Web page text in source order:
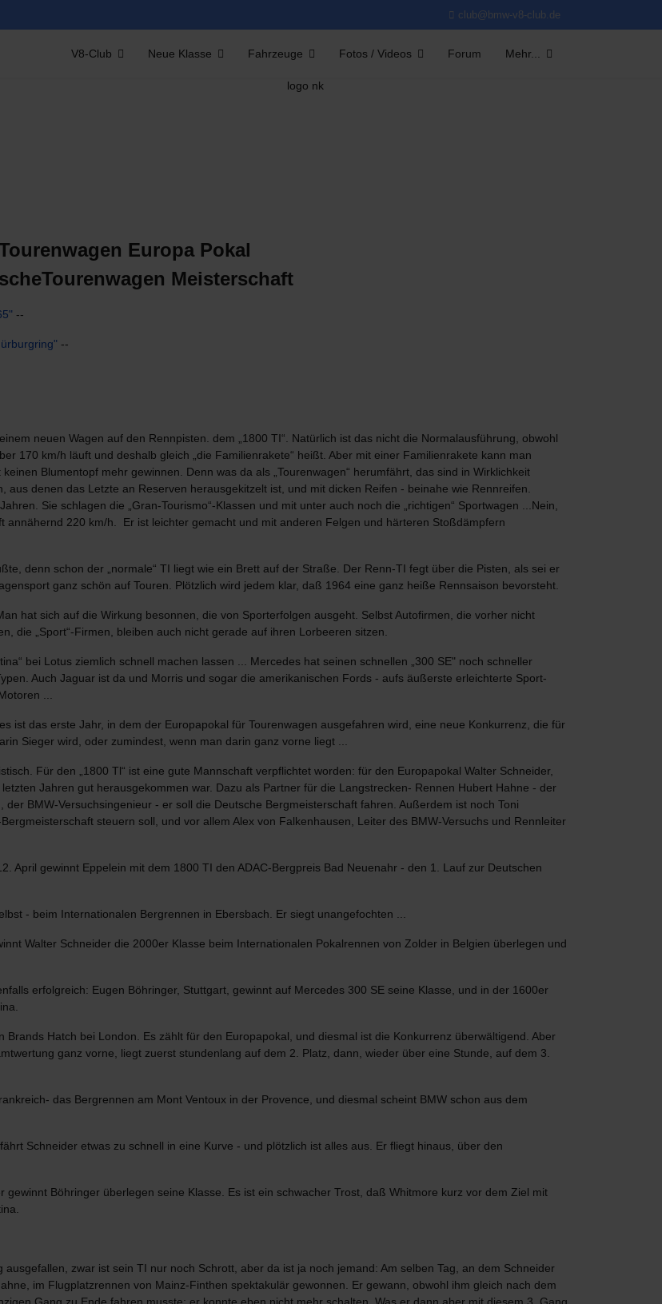
club@bmw-v8-club.de
V8-Club Neue Klasse Fahrzeuge Fotos / Videos Forum Mehr...
Europa Pokal
Meisterschaft
--
--
neuen Wagen auf den Rennpisten. dem „1800 TI“. Natürlich ist das nicht die Normalausführung, obwohl
170 km/h läuft und deshalb gleich „die Familienrakete“ heißt. Aber mit einer Familienrakete kann man
Blumentopf mehr gewinnen. Denn was da als „Tourenwagen“ herumfährt, das sind in Wirklichkeit
aus denen das Letzte an Reserven herausgekitzelt ist, und mit dicken Reifen - beinahe wie Rennreifen.
Sie schlagen die „Gran-Tourismo“-Klassen und mit unter auch noch die „richtigen“ Sportwagen ...Nein,
annähernd 220 km/h. Er ist leichter gemacht und mit anderen Felgen und härteren Stoßdämpfern
denn schon der „normale“ TI liegt wie ein Brett auf der Straße. Der Renn-TI fegt über die Pisten, als sei er
ganz schön auf Touren. Plötzlich wird jedem klar, daß 1964 eine ganz heiße Rennsaison bevorsteht.
hat sich auf die Wirkung besonnen, die von Sporterfolgen ausgeht. Selbst Autofirmen, die vorher nicht
die „Sport“-Firmen, bleiben auch nicht gerade auf ihren Lorbeeren sitzen.
bei Lotus ziemlich schnell machen lassen ... Mercedes hat seinen schnellen „300 SE" noch schneller
Auch Jaguar ist da und Morris und sogar die amerikanischen Fords - aufs äußerste erleichterte Sport-
...
ist das erste Jahr, in dem der Europapokal für Tourenwagen ausgefahren wird, eine neue Konkurrenz, die für
Sieger wird, oder zumindest, wenn man darin ganz vorne liegt ...
Für den „1800 Tl“ ist eine gute Mannschaft verpflichtet worden: für den Europapokal Walter Schneider,
Jahren gut herausgekommen war. Dazu als Partner für die Langstrecken- Rennen Hubert Hahne - der
BMW-Versuchsingenieur - er soll die Deutsche Bergmeisterschaft fahren. Außerdem ist noch Toni
steuern soll, und vor allem Alex von Falkenhausen, Leiter des BMW-Versuchs und Rennleiter
April gewinnt Eppelein mit dem 1800 TI den ADAC-Bergpreis Bad Neuenahr - den 1. Lauf zur Deutschen
- beim Internationalen Bergrennen in Ebersbach. Er siegt unangefochten ...
Walter Schneider die 2000er Klasse beim Internationalen Pokalrennen von Zolder in Belgien überlegen und
erfolgreich: Eugen Böhringer, Stuttgart, gewinnt auf Mercedes 300 SE seine Klasse, und in der 1600er
Hatch bei London. Es zählt für den Europapokal, und diesmal ist die Konkurrenz überwältigend. Aber
ganz vorne, liegt zuerst stundenlang auf dem 2. Platz, dann, wieder über eine Stunde, auf dem 3.
das Bergrennen am Mont Ventoux in der Provence, und diesmal scheint BMW schon aus dem
Schneider etwas zu schnell in eine Kurve - und plötzlich ist alles aus. Er fliegt hinaus, über den
Böhringer überlegen seine Klasse. Es ist ein schwacher Trost, daß Whitmore kurz vor dem Ziel mit
zwar ist sein TI nur noch Schrott, aber da ist ja noch jemand: Am selben Tag, an dem Schneider
im Flugplatzrennen von Mainz-Finthen spektakulär gewonnen. Er gewann, obwohl ihm gleich nach dem